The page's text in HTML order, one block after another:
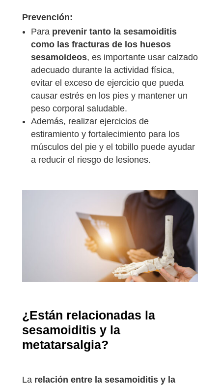
Prevención:
Para prevenir tanto la sesamoiditis
como las fracturas de los huesos
sesamoideos, es importante usar calzado
adecuado durante la actividad física,
evitar el exceso de ejercicio que pueda
causar estrés en los pies y mantener un
peso corporal saludable.
Además, realizar ejercicios de
estiramiento y fortalecimiento para los
músculos del pie y el tobillo puede ayudar
a reducir el riesgo de lesiones.
¿Están relacionadas la
sesamoiditis y la
metatarsalgia?
La relación entre la sesamoiditis y la